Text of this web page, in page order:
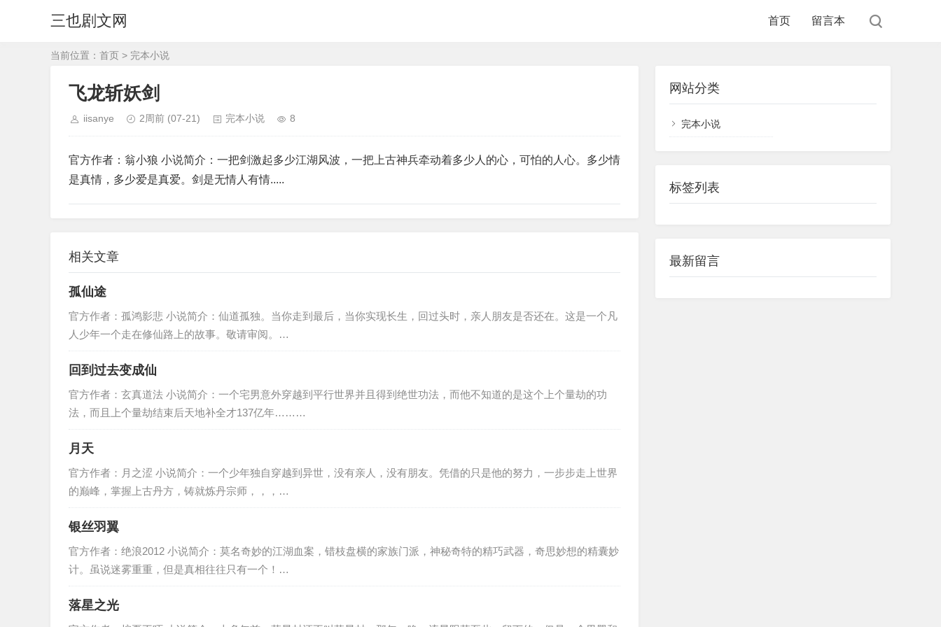
三也剧文网 首页 留言本
当前位置： 首页 > 完本小说
飞龙斩妖剑
iisanye 2周前 (07-21) 完本小说 8
官方作者：翁小狼 小说简介：一把剑激起多少江湖风波，一把上古神兵牵动着多少人的心，可怕的人心。多少情
是真情，多少爱是真爱。剑是无情人有情.....
相关文章
孤仙途
官方作者：孤鸿影悲 小说简介：仙道孤独。当你走到最后，当你实现长生，回过头时，亲人朋友是否还在。这是一个凡
人少年一个走在修仙路上的故事。敬请审阅。…
回到过去变成仙
官方作者：玄真道法 小说简介：一个宅男意外穿越到平行世界并且得到绝世功法，而他不知道的是这个上个量劫的功
法，而且上个量劫结束后天地补全才137亿年………
月天
官方作者：月之涩 小说简介：一个少年独自穿越到异世，没有亲人，没有朋友。凭借的只是他的努力，一步步走上世界
的巅峰，掌握上古丹方，铸就炼丹宗师，，，…
银丝羽翼
官方作者：绝浪2012 小说简介：莫名奇妙的江湖血案，错枝盘横的家族门派，神秘奇特的精巧武器，奇思妙想的精囊妙
计。虽说迷雾重重，但是真相往往只有一个！…
落星之光
网站分类
完本小说
标签列表
最新留言